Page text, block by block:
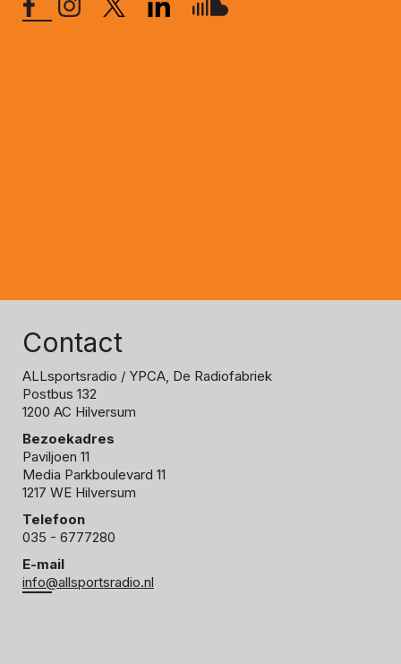
Contact
ALLsportsradio / YPCA, De Radiofabriek
Postbus 132
1200 AC Hilversum
Bezoekadres
Paviljoen 11
Media Parkboulevard 11
1217 WE Hilversum
Telefoon
035 - 6777280
E-mail
info@allsportsradio.nl